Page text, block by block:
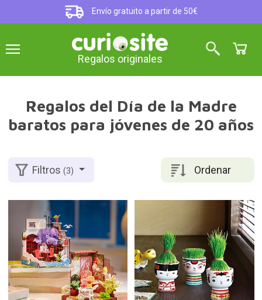
Envío gratuito a partir de 50€
Regalos originales
Regalos del Día de la Madre
baratos para jóvenes de 20 años
Ordenar
Filtros(3)